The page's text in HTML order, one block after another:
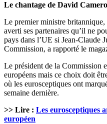
Le chantage de David
Le premier ministre
averti ses partenaires qu’il ne
pays dans l’UE si Jean-Claude
Commission, a rapporté le
Le président de la Commission
européens mais ce choix doit
où les eurosceptiques ont
semaine dernière.
>> Lire : Les eurosceptiques
européen